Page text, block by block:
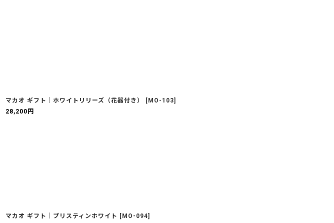
マカオ ギフト｜ホワイトリリーズ（花器付き） [ MO-103]
28,200 円
マカオ ギフト｜プリスティンホワイト [ MO-094]